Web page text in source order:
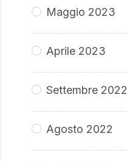
Maggio 2023
Aprile 2023
Settembre 2022
Agosto 2022